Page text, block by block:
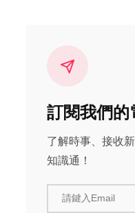
訂閱我們的
了解時事、接收
知識通！
請鍵入Email